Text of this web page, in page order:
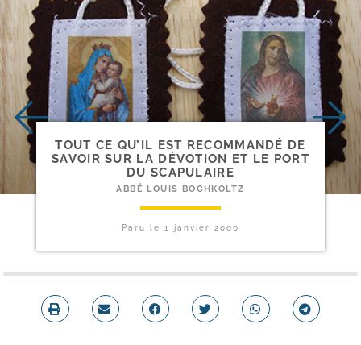
TOUT CE QU’IL EST RECOMMANDÉ DE
SAVOIR SUR LA DÉVOTION ET LE PORT
DU SCAPULAIRE
ABBÉ LOUIS BOCHKOLTZ
Paru le 1 janvier 2000